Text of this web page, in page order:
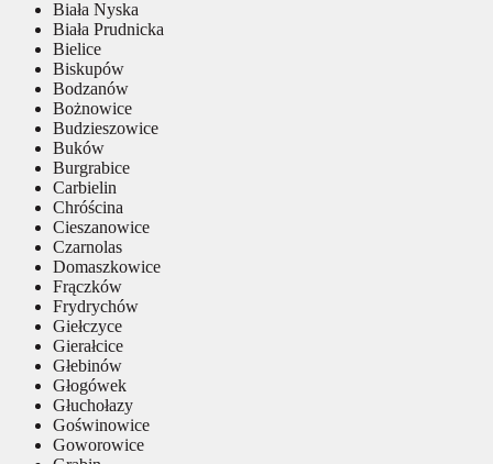
Biała Nyska
Biała Prudnicka
Bielice
Biskupów
Bodzanów
Bożnowice
Budzieszowice
Buków
Burgrabice
Carbielin
Chróścina
Cieszanowice
Czarnolas
Domaszkowice
Frączków
Frydrychów
Giełczyce
Gierałcice
Głebinów
Głogówek
Głuchołazy
Goświnowice
Goworowice